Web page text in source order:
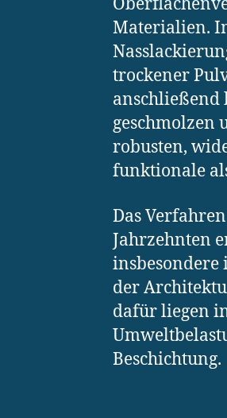
Materialien.
trockener
anschließend
geschmolzen
robusten,
funktionale
Das
Jahrzehnten
der
dafür liegen
Beschichtung.